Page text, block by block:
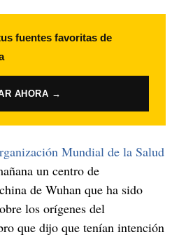
fuentes favoritas de
AHORA →
Mundial de la Salud
un centro de
de Wuhan que ha sido
los orígenes del
que dijo que tenían intención